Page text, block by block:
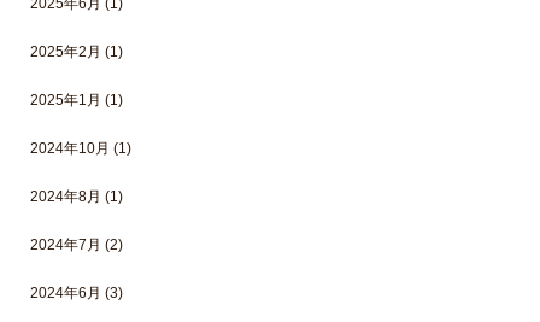
2025年6月 (1)
2025年2月 (1)
2025年1月 (1)
2024年10月 (1)
2024年8月 (1)
2024年7月 (2)
2024年6月 (3)